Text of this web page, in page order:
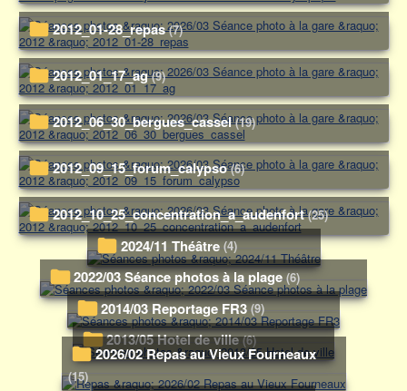
2012_01-28_repas (7)
2012_01_17_ag (9)
2012_06_30_bergues_cassel (19)
2012_09_15_forum_calypso (6)
2012_10_25_concentration_a_audenfort (25)
2024/11 Théâtre (4)
2022/03 Séance photos à la plage (6)
2014/03 Reportage FR3 (9)
2013/05 Hotel de ville (6)
2026/02 Repas au Vieux Fourneaux
(15)